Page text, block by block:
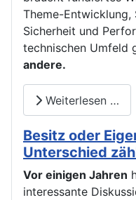
Theme-Entwicklung,
Sicherheit und
technischen Umfeld
andere.
Weiterlesen …
Besitz oder
Unterschied
Vor einigen Jahren
interessante